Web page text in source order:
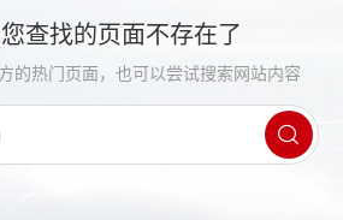
查找的页面不存在了
的热门页面，也可以尝试搜索网站内容